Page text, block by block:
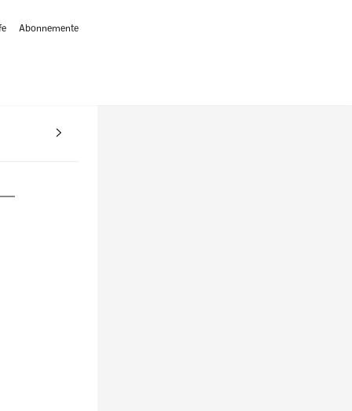
Abonnemente